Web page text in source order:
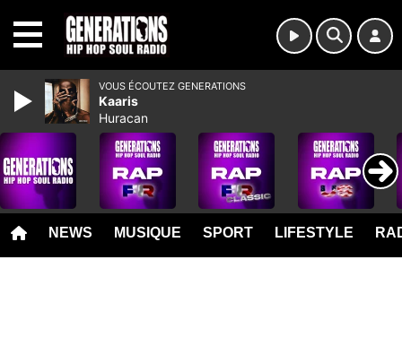
NEWS MUSIQUE SPORT LIFESTYLE
VOUS ÉCOUTEZ GENERATIONS
Kaaris
Huracan